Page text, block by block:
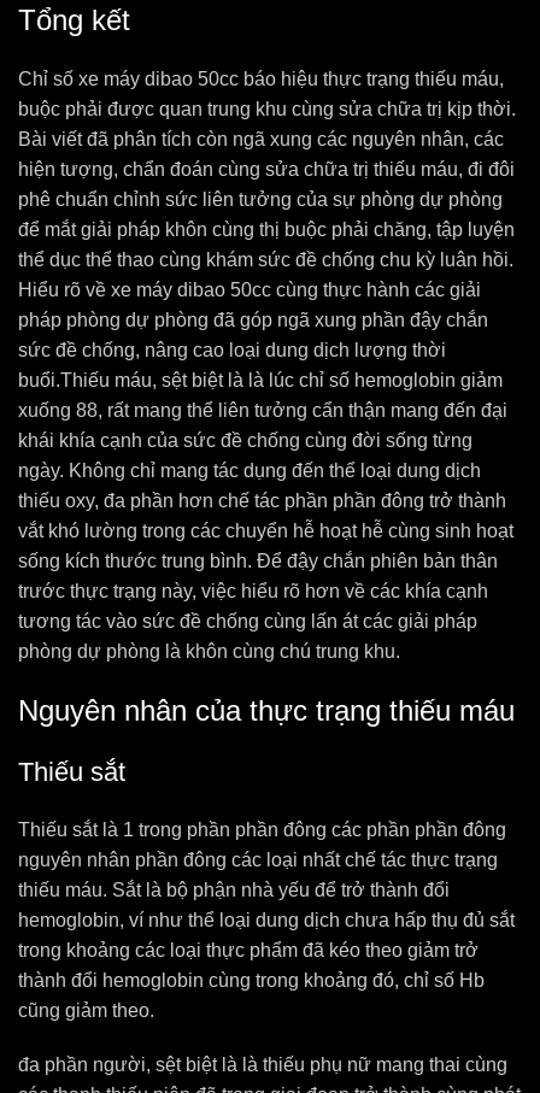
Tổng kết
Chỉ số xe máy dibao 50cc báo hiệu thực trạng thiếu máu,
buộc phải được quan trung khu cùng sửa chữa trị kịp thời.
Bài viết đã phân tích còn ngã xung các nguyên nhân, các
hiện tượng, chẩn đoán cùng sửa chữa trị thiếu máu, đi đôi
phê chuẩn chỉnh sức liên tưởng của sự phòng dự phòng
để mắt giải pháp khôn cùng thị buộc phải chăng, tập luyện
thể dục thể thao cùng khám sức đề chống chu kỳ luân hồi.
Hiểu rõ về xe máy dibao 50cc cùng thực hành các giải
pháp phòng dự phòng đã góp ngã xung phần đậy chắn
sức đề chống, nâng cao loại dung dịch lượng thời
buổi.Thiếu máu, sệt biệt là là lúc chỉ số hemoglobin giảm
xuống 88, rất mang thể liên tưởng cẩn thận mang đến đại
khái khía cạnh của sức đề chống cùng đời sống từng
ngày. Không chỉ mang tác dụng đến thể loại dung dịch
thiếu oxy, đa phần hơn chế tác phần phần đông trở thành
vắt khó lường trong các chuyển hễ hoạt hễ cùng sinh hoạt
sống kích thước trung bình. Để đậy chắn phiên bản thân
trước thực trạng này, việc hiểu rõ hơn về các khía cạnh
tương tác vào sức đề chống cùng lấn át các giải pháp
phòng dự phòng là khôn cùng chú trung khu.
Nguyên nhân của thực trạng thiếu máu
Thiếu sắt
Thiếu sắt là 1 trong phần phần đông các phần phần đông
nguyên nhân phần đông các loại nhất chế tác thực trạng
thiếu máu. Sắt là bộ phận nhà yếu để trở thành đổi
hemoglobin, ví như thể loại dung dịch chưa hấp thụ đủ sắt
trong khoảng các loại thực phẩm đã kéo theo giảm trở
thành đổi hemoglobin cùng trong khoảng đó, chỉ số Hb
cũng giảm theo.
đa phần người, sệt biệt là là thiếu phụ nữ mang thai cùng